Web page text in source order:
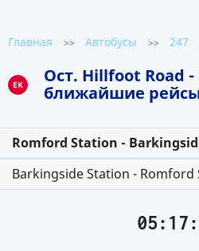
Главная >> Автобусы >> 247
EK
Ост. Hillfoot Road -
ближайшие
Romford Station -
Barkingside Station - Romford